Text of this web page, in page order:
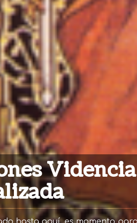
Videncia